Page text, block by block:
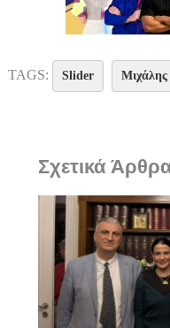
TAGS: Slider
Σχετικά